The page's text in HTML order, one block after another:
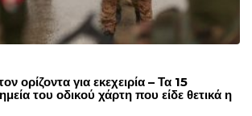
ορίζοντα για εκεχειρία – Τα 15
του οδικού χάρτη που είδε θετικά η